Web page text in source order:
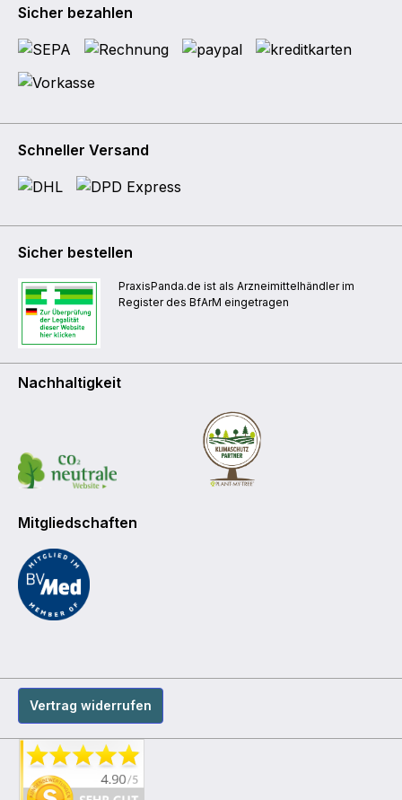
Sicher bezahlen
Schneller Versand
Sicher bestellen
PraxisPanda.de ist als Arzneimittelhändler im
Register des BfArM eingetragen
Nachhaltigkeit
Mitgliedschaften
Vertrag widerrufen